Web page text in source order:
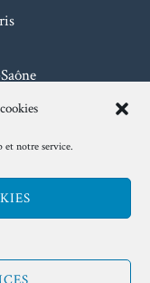
et notre service.